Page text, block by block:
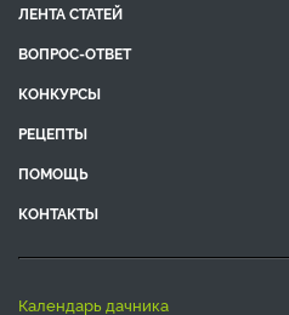
ЛЕНТА СТАТЕЙ
ВОПРОС-ОТВЕТ
КОНКУРСЫ
РЕЦЕПТЫ
ПОМОЩЬ
КОНТАКТЫ
календарь дачника